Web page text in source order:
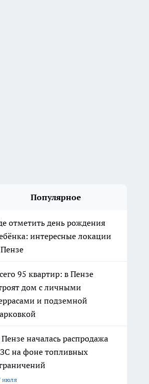
Популярное
отметить день рождения
интересные локации
95 квартир: в Пензе
дом с личными
и подземной
началась распродажа
на фоне топливных
июля